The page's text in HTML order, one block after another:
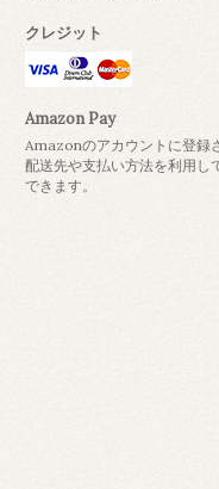
クレジット
Amazon Pay
Amazonのアカウントに登録
配送先や支払い方法を利用し
できます。